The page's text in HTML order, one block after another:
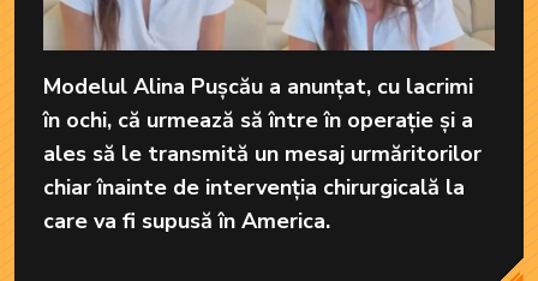
Modelul Alina Pușcău a anunțat, cu lacrimi
în ochi, că urmează să între în operație și a
ales să le transmită un mesaj urmăritorilor
chiar înainte de intervenția chirurgicală la
care va fi supusă în America.